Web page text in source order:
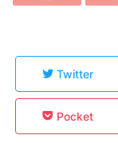
Twitter
Pocket